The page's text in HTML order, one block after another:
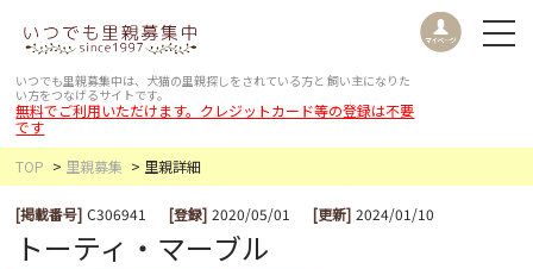
いつでも里親募集中は、犬猫の里親探しをされている方と 飼い主になりた
い方をつなげるサイトです。
無料でご利用いただけます。クレジットカード等の登録は不要
です
TOP
里親募集 里親詳細
[掲載番号] C306941 [登録] 2020/05/01 [更新] 2024/01/10
トーティ・マーブル